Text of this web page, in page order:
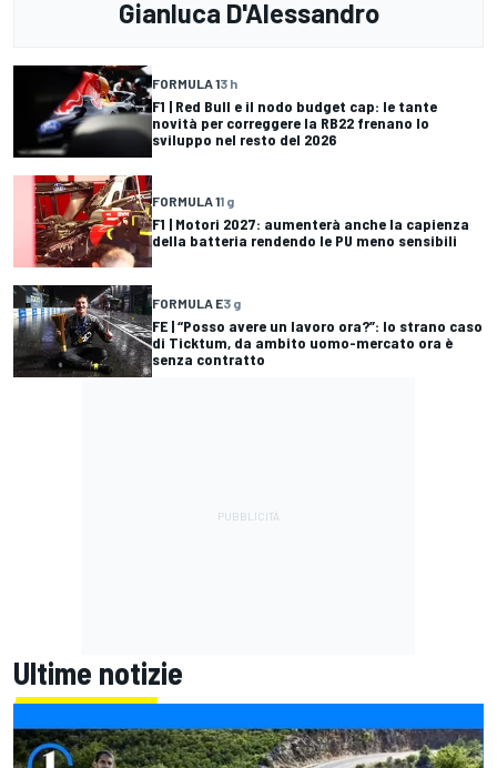
Gianluca D'Alessandro
FORMULA 13 h
F1 | Red Bull e il nodo budget cap: le tante
novità per correggere la RB22 frenano lo
sviluppo nel resto del 2026
FORMULA 11 g
F1 | Motori 2027: aumenterà anche la capienza
della batteria rendendo le PU meno sensibili
FORMULA E3 g
FE | “Posso avere un lavoro ora?”: lo strano caso
di Ticktum, da ambito uomo-mercato ora è
senza contratto
Ultime notizie